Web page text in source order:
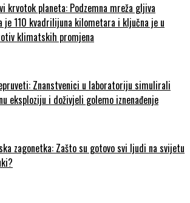
krvotok planeta: Podzemna mreža gljiva
je 110 kvadrilijuna kilometara i ključna je u
klimatskih promjena
Znanstvenici u laboratoriju simulirali
eksploziju i doživjeli golemo iznenađenje
zagonetka: Zašto su gotovo svi ljudi na svijetu